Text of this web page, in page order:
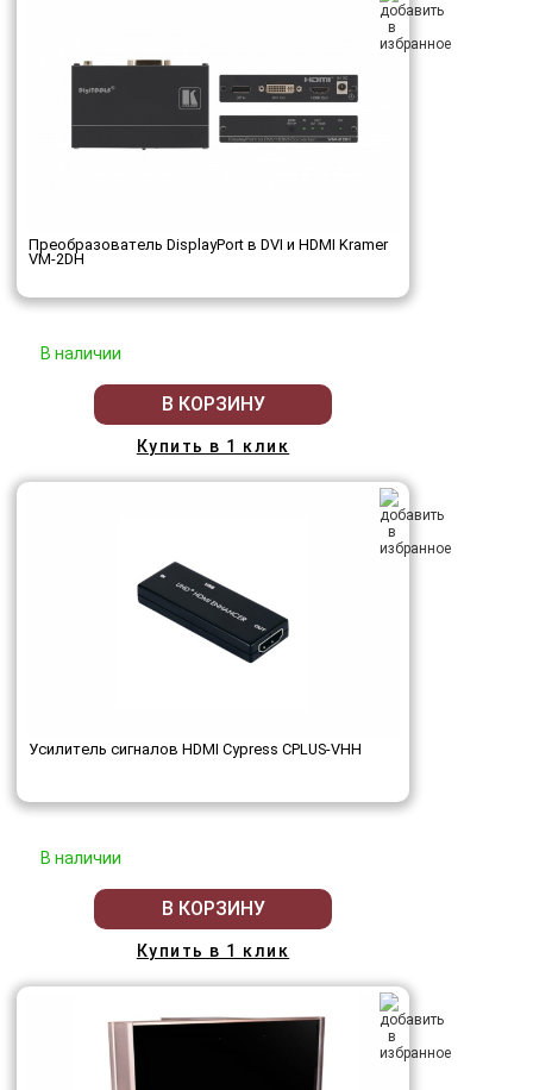
Преобразователь DisplayPort в DVI и HDMI Kramer
VM-2DH
В наличии
В КОРЗИНУ
Купить в 1 клик
Усилитель сигналов HDMI Cypress CPLUS-VHH
В наличии
В КОРЗИНУ
Купить в 1 клик